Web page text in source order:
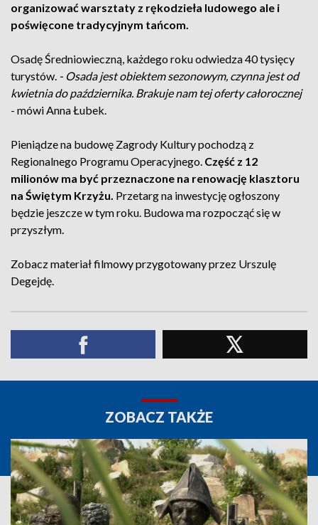
organizować warsztaty z rękodzieła ludowego ale i
poświęcone tradycyjnym tańcom.
Osadę Średniowieczną, każdego roku odwiedza 40 tysięcy
turystów. - Osada jest obiektem sezonowym, czynna jest od
kwietnia do października. Brakuje nam tej oferty całorocznej
- mówi Anna Łubek.
Pieniądze na budowę Zagrody Kultury pochodzą z
Regionalnego Programu Operacyjnego. Część z 12
milionów ma być przeznaczone na renowację klasztoru
na Świętym Krzyżu. Przetarg na inwestycję ogłoszony
będzie jeszcze w tym roku. Budowa ma rozpocząć się w
przyszłym.
Zobacz materiał filmowy przygotowany przez Urszulę
Degejdę.
ZOBACZ TAKŻE